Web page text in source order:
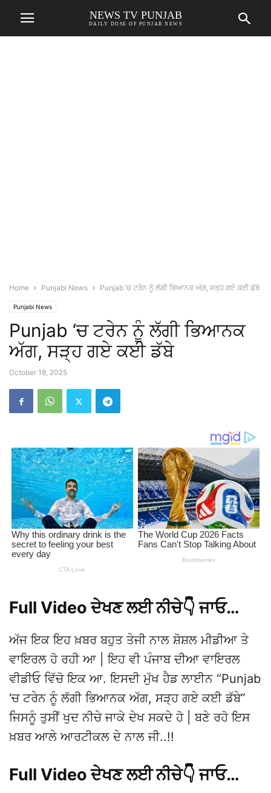
NEWS TV PUNJAB
DAILY DOSE OF PUNJAB NEWS
Home Punjabi News Punjab ‘ਚ ਟਰੇਨ ਨੂੰ ਲੱਗੀ ਭਿਆਨਕ ਅੱਗ, ਸੜ੍ਹ ਗਏ ਕਈ ਡੱਬੇ
Punjabi News
Punjab ‘ਚ ਟਰੇਨ ਨੂੰ ਲੱਗੀ ਭਿਆਨਕ
ਅੱਗ, ਸੜ੍ਹ ਗਏ ਕਈ ਡੱਬੇ
October 18, 2025
Full Video ਦੇਖਣ ਲਈ ਨੀਚੇ👇 ਜਾਓ…
ਅੱਜ ਇਕ ਇਹ ਖ਼ਬਰ ਬਹੁਤ ਤੇਜੀ ਨਾਲ ਸ਼ੋਸ਼ਲ ਮੀਡੀਆ ਤੇ
ਵਾਇਰਲ ਹੋ ਰਹੀ ਆ | ਇਹ ਵੀ ਪੰਜਾਬ ਦੀਆ ਵਾਇਰਲ
ਵੀਡੀਓ ਵਿੱਚੋ ਇਕ ਆ. ਇਸਦੀ ਮੁੱਖ ਹੈਡ ਲਾਈਨ “Punjab
‘ਚ ਟਰੇਨ ਨੂੰ ਲੱਗੀ ਭਿਆਨਕ ਅੱਗ, ਸੜ੍ਹ ਗਏ ਕਈ ਡੱਬੇ”
ਜਿਸਨੂੰ ਤੁਸੀਂ ਖੁਦ ਨੀਚੇ ਜਾਕੇ ਦੇਖ ਸਕਦੇ ਹੋ | ਬਣੇ ਰਹੋ ਇਸ
ਖ਼ਬਰ ਆਲੇ ਆਰਟੀਕਲ ਦੇ ਨਾਲ ਜੀ..!!
Full Video ਦੇਖਣ ਲਈ ਨੀਚੇ👇 ਜਾਓ…